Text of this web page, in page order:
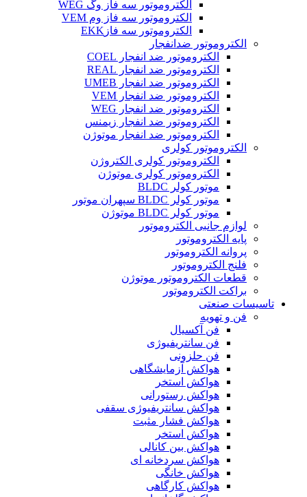
الکتروموتور سه فاز وگ WEG
الکتروموتور سه فاز وم VEM
الکتروموتور سه فازEKK
الکتروموتور ضدانفجار
الکتروموتور ضد انفجار COEL
الکتروموتور ضد انفجار REAL
الکتروموتور ضد انفجار UMEB
الکتروموتور ضد انفجار VEM
الکتروموتور ضد انفجار WEG
الکتروموتور ضد انفجار زیمنس
الکتروموتور ضد انفجار موتوژن
الکتروموتور کولری
الکتروموتور کولری الکتروژن
الکتروموتور کولری موتوژن
موتور کولر BLDC
موتور کولر BLDC سپهران موتور
موتور کولر BLDC موتوژن
لوازم جانبی الکتروموتور
پایه الکتروموتور
پروانه الکتروموتور
فلنج الکتروموتور
قطعات الکتروموتور موتوژن
براکت الکتروموتور
تاسیسات صنعتی
فن و تهویه
فن آکسیال
فن سانتریفیوژی
فن حلزونی
هواکش آزمایشگاهی
هواکش استخر
هواکش رستورانی
هواکش سانتریفیوژی سقفی
هواکش فشار مثبت
هواکش استخر
هواکش بین کانالی
هواکش سردخانه ای
هواکش خانگی
هواکش کارگاهی